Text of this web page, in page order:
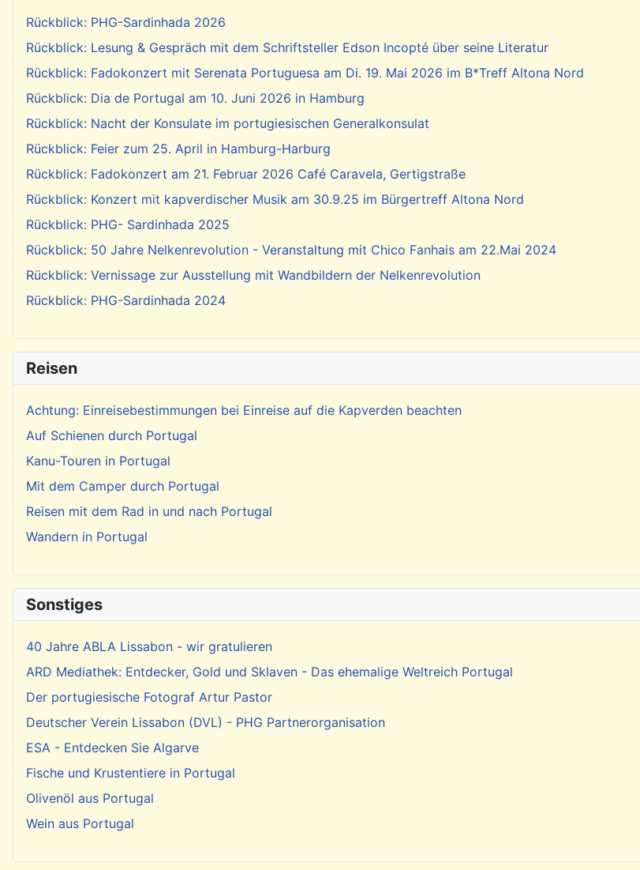
Rückblick: PHG-Sardinhada 2026
Rückblick: Lesung & Gespräch mit dem Schriftsteller Edson Incopté über seine Literatur
Rückblick: Fadokonzert mit Serenata Portuguesa am Di. 19. Mai 2026 im B*Treff Altona Nord
Rückblick: Dia de Portugal am 10. Juni 2026 in Hamburg
Rückblick: Nacht der Konsulate im portugiesischen Generalkonsulat
Rückblick: Feier zum 25. April in Hamburg-Harburg
Rückblick: Fadokonzert am 21. Februar 2026 Café Caravela, Gertigstraße
Rückblick: Konzert mit kapverdischer Musik am 30.9.25 im Bürgertreff Altona Nord
Rückblick: PHG- Sardinhada 2025
Rückblick: 50 Jahre Nelkenrevolution - Veranstaltung mit Chico Fanhais am 22.Mai 2024
Rückblick: Vernissage zur Ausstellung mit Wandbildern der Nelkenrevolution
Rückblick: PHG-Sardinhada 2024
Reisen
Achtung: Einreisebestimmungen bei Einreise auf die Kapverden beachten
Auf Schienen durch Portugal
Kanu-Touren in Portugal
Mit dem Camper durch Portugal
Reisen mit dem Rad in und nach Portugal
Wandern in Portugal
Sonstiges
40 Jahre ABLA Lissabon - wir gratulieren
ARD Mediathek: Entdecker, Gold und Sklaven - Das ehemalige Weltreich Portugal
Der portugiesische Fotograf Artur Pastor
Deutscher Verein Lissabon (DVL) - PHG Partnerorganisation
ESA - Entdecken Sie Algarve
Fische und Krustentiere in Portugal
Olivenöl aus Portugal
Wein aus Portugal